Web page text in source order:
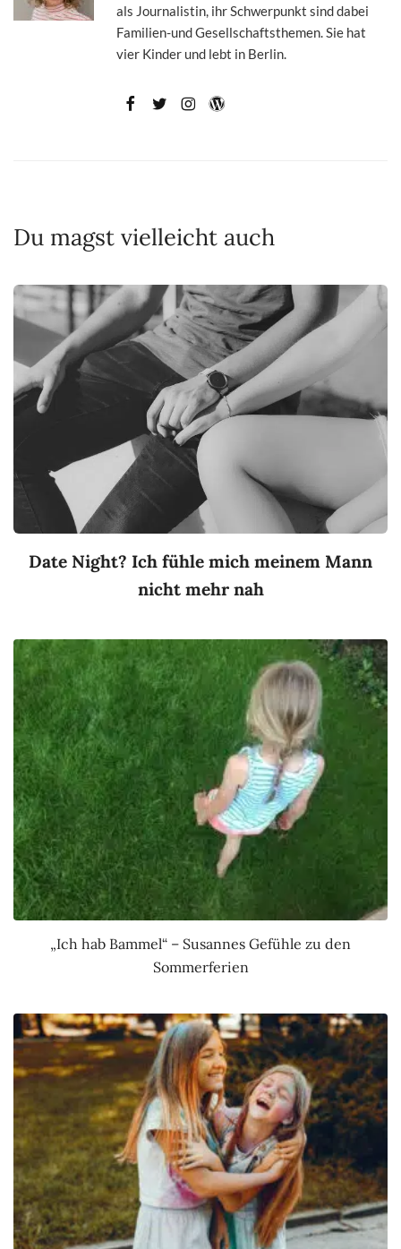
als Journalistin, ihr Schwerpunkt sind dabei
Familien-und Gesellschaftsthemen. Sie hat
vier Kinder und lebt in Berlin.
Du magst vielleicht auch
Date Night? Ich fühle mich meinem Mann
nicht mehr nah
„Ich hab Bammel“ – Susannes Gefühle zu den
Sommerferien